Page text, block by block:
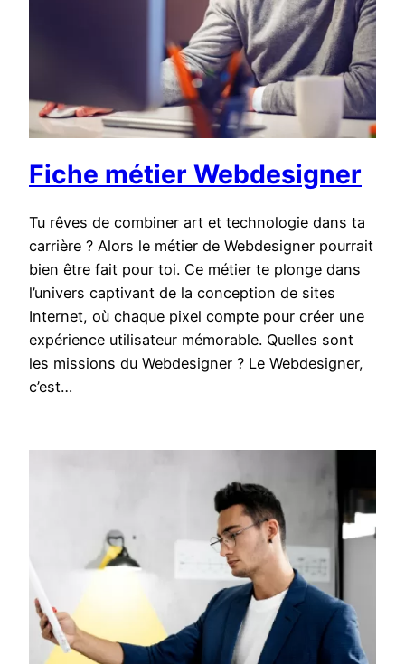
Fiche métier Webdesigner
Tu rêves de combiner art et technologie dans ta
carrière ? Alors le métier de Webdesigner pourrait
bien être fait pour toi. Ce métier te plonge dans
l’univers captivant de la conception de sites
Internet, où chaque pixel compte pour créer une
expérience utilisateur mémorable. Quelles sont
les missions du Webdesigner ? Le Webdesigner,
c’est…